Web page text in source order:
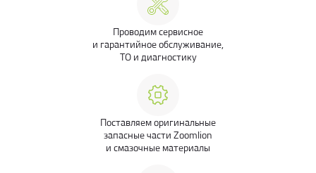
Проводим сервисное
и гарантийное обслуживание,
ТО и диагностику
Поставляем оригинальные
запасные части Zoomlion
и смазочные материалы